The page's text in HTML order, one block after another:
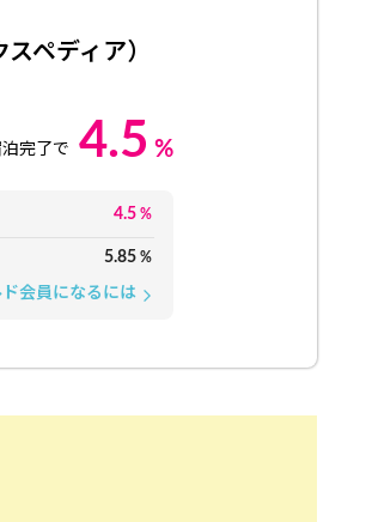
ペディア）
完了で 4.5 %
4.5 %
5.85 %
会員になるには arrow_forward_ios